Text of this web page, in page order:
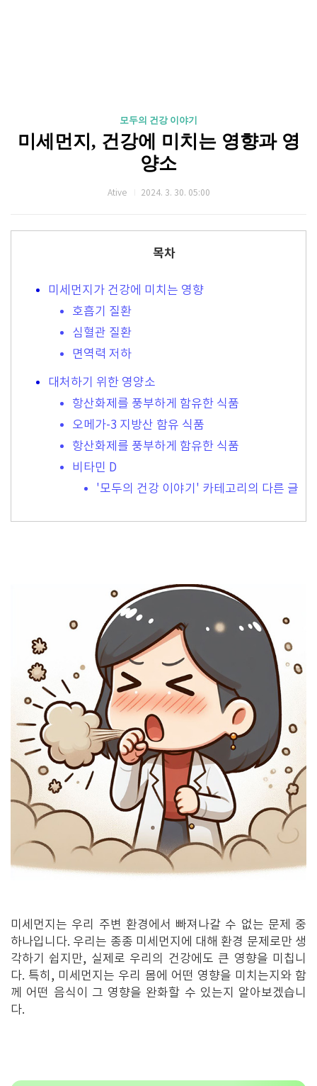
모두의 건강 이야기
미세먼지, 건강에 미치는 영향과 영
양소
Ative 2024. 3. 30. 05:00
목차
미세먼지가 건강에 미치는 영향
호흡기 질환
심혈관 질환
면역력 저하
대처하기 위한 영양소
항산화제를 풍부하게 함유한 식품
오메가-3 지방산 함유 식품
항산화제를 풍부하게 함유한 식품
비타민 D
'모두의 건강 이야기' 카테고리의 다른 글
미세먼지는 우리 주변 환경에서 빠져나갈 수 없는 문제 중
하나입니다. 우리는 종종 미세먼지에 대해 환경 문제로만 생
각하기 쉽지만, 실제로 우리의 건강에도 큰 영향을 미칩니
다. 특히, 미세먼지는 우리 몸에 어떤 영향을 미치는지와 함
께 어떤 음식이 그 영향을 완화할 수 있는지 알아보겠습니
다.